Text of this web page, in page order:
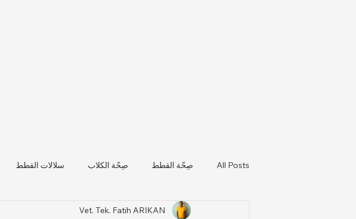
All Posts صِحّة القطط صِحّة الكلاب سلالات القطط
تحديثات صحة الحيوانات واللوائح التن صحة الماشيةVet. Tek. Fatih ARIKAN